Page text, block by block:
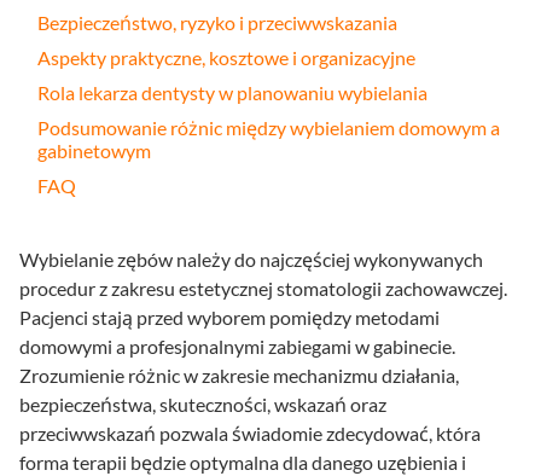
Bezpieczeństwo, ryzyko i przeciwwskazania
Aspekty praktyczne, kosztowe i organizacyjne
Rola lekarza dentysty w planowaniu wybielania
Podsumowanie różnic między wybielaniem domowym a
gabinetowym
FAQ
Wybielanie zębów należy do najczęściej wykonywanych
procedur z zakresu estetycznej stomatologii zachowawczej.
Pacjenci stają przed wyborem pomiędzy metodami
domowymi a profesjonalnymi zabiegami w gabinecie.
Zrozumienie różnic w zakresie mechanizmu działania,
bezpieczeństwa, skuteczności, wskazań oraz
przeciwwskazań pozwala świadomie zdecydować, która
forma terapii będzie optymalna dla danego uzębienia i